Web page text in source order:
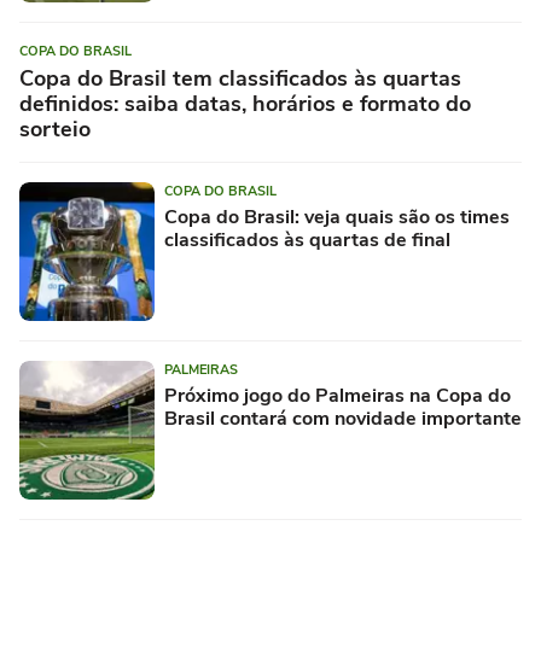
COPA DO BRASIL
Copa do Brasil tem classificados às quartas
definidos: saiba datas, horários e formato do
sorteio
COPA DO BRASIL
Copa do Brasil: veja quais são os times
classificados às quartas de final
PALMEIRAS
Próximo jogo do Palmeiras na Copa do
Brasil contará com novidade importante